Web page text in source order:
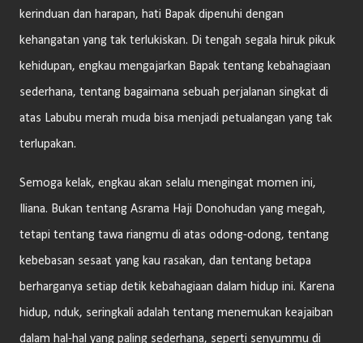
kerinduan dan harapan, hati Bapak dipenuhi dengan
kehangatan yang tak terlukiskan. Di tengah segala hiruk pikuk
kehidupan, engkau mengajarkan Bapak tentang kebahagiaan
sederhana, tentang bagaimana sebuah perjalanan singkat di
atas Labubu merah muda bisa menjadi petualangan yang tak
terlupakan.
Semoga kelak, engkau akan selalu mengingat momen ini,
Iliana. Bukan tentang Asrama Haji Donohudan yang megah,
tetapi tentang tawa riangmu di atas odong-odong, tentang
kebebasan sesaat yang kau rasakan, dan tentang betapa
berharganya setiap detik kebahagiaan dalam hidup ini. Karena
hidup, nduk, seringkali adalah tentang menemukan keajaiban
dalam hal-hal yang paling sederhana, seperti senyummu di